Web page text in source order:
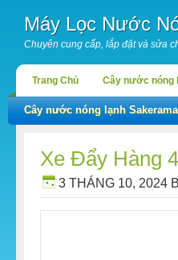
Máy Lọc Nước
Chuyên cung cấp, lắp đặt và sửa
Trang Chủ Cây nước nóng
Cây nước nóng lạnh
Xe Đẩy Hàng
3 THÁNG 10, 2024